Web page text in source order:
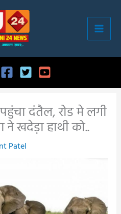
दंतैल, रोड मे लगी
खदेड़ा हाथी को..
Patel